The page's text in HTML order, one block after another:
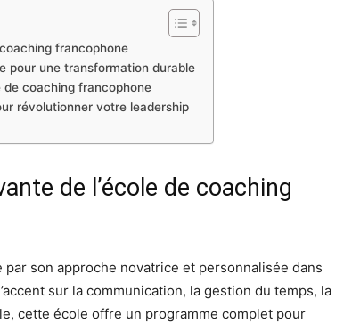
francophone
pour une transformation durable
de coaching francophone
révolutionner votre leadership
de l’école de coaching
son approche novatrice et personnalisée dans
sur la communication, la gestion du temps, la
cette école offre un programme complet pour